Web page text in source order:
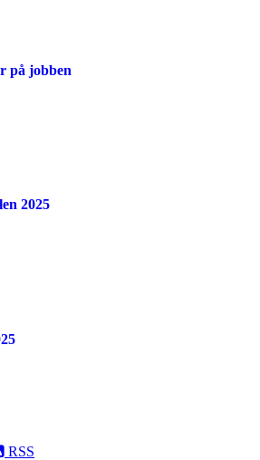
på jobben
2025
RSS